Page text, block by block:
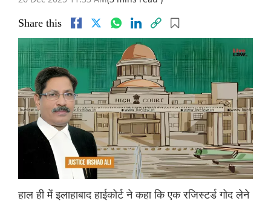
Share this
हाल ही में इलाहाबाद हाईकोर्ट ने कहा कि एक रजिस्टर्ड गोद लेने